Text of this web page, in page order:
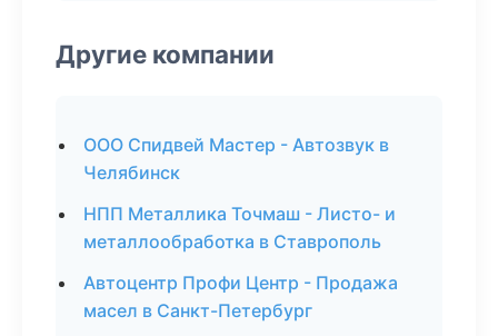
Другие компании
ООО Спидвей Мастер - Автозвук в
Челябинск
НПП Металлика Точмаш - Листо- и
металлообработка в Ставрополь
Автоцентр Профи Центр - Продажа
масел в Санкт-Петербург